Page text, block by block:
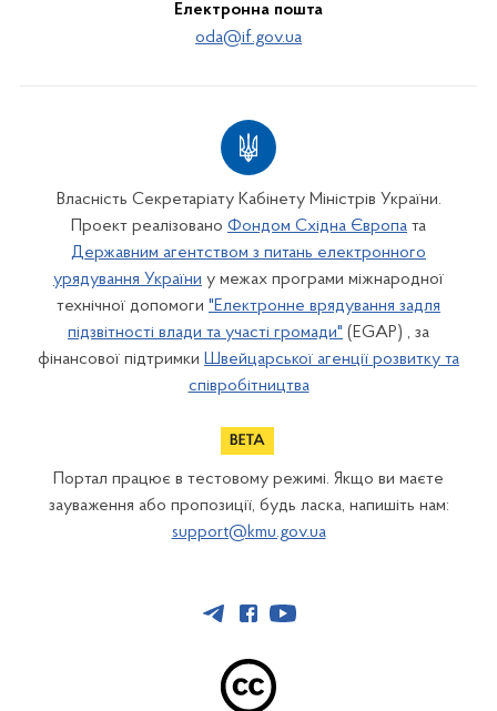
Електронна пошта
oda@if.gov.ua
Власність Секретаріату Кабінету Міністрів України.
Проект реалізовано Фондом Східна Європа та
Державним агентством з питань електронного
урядування України у межах програми міжнародної
технічної допомоги "Електронне врядування задля
підзвітності влади та участі громади" (EGAP) , за
фінансової підтримки Швейцарської агенції розвитку та
співробітництва
Портал працює в тестовому режимі. Якщо ви маєте
зауваження або пропозиції, будь ласка, напишіть нам:
support@kmu.gov.ua